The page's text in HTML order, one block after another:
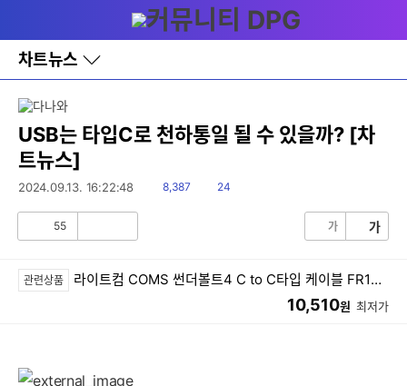
와
홈
차트뉴스
바
로
레
이
토
USB는 타입C로 천하통일 될 수 있을까? [차
트뉴스]
2024.09.13. 16:22:48
읽
8,387
댓
24
공55 가 가
관련상품 라이트컴 COMS 썬더볼트4 C to C타입 케이블 FR182 (1m)
10,510원 최저가